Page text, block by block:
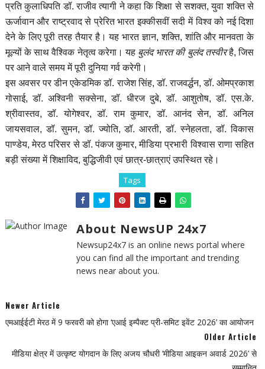
प्रति कुलाधिपति डॉ. राजीव त्यागी ने कहा कि शिक्षा से सशक्त, युवा शक्ति से
ऊर्जावान और राष्ट्रवाद से प्रेरित भारत इक्कीसवीं सदी में विश्व को नई दिशा
देने के लिए पूरी तरह तैयार है। यह भारत ज्ञान, शक्ति, शांति और मानवता के
मूल्यों के साथ वैश्विक नेतृत्व करेगा। यह बुलंद भारत की बुलंद तस्वीरहै, जिस
पर आने वाले समय में पूरी दुनिया गर्व करेगी।
इस अवसर पर डीन एकेडमिक डॉ. राजेश सिंह, डॉ. राजवर्द्धन, डॉ. ओमप्रकाश
गोसाई, डॉ. अश्विनी सक्सेना, डॉ. धीरज दुबे, डॉ. आशुतोष, डॉ. एस.के.
श्रीवास्तव, डॉ. योगेश्वर, डॉ. राम कुमार, डॉ. आनंद सेन, डॉ. अनिल
जायसवाल, डॉ. सुमन, डॉ. ज्योति, डॉ. आरती, डॉ. स्नेहलता, डॉ. विकास
पाण्डेय, मेरठ परिसर से डॉ. पंकज कुमार, मीडिया प्रभारी विश्वास राणा सहित
बड़ी संख्या में शिक्षाविद, बुद्धिजीवी एवं छात्र-छात्राएं उपस्थित रहे।
Tags
About NewsUP 24x7
Newsup24x7 is an online news portal where
you can find all the important and trending
news near about you.
Newer Article
एमआईईटी मेरठ में 9 फरवरी को होगा ‘एआई इम्पैक्ट प्री-समिट इवेंट 2026’ का आयोजन
Older Article
मीडिया क्षेत्र में उत्कृष्ट योगदान के लिए अजय चौधरी ‘मीडिया आइकन अवार्ड 2026’ से